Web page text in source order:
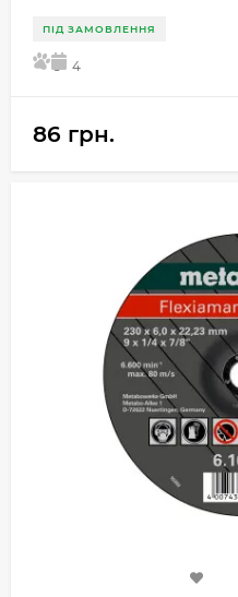
ПІД ЗАМОВЛЕННЯ
5 4
86 грн.